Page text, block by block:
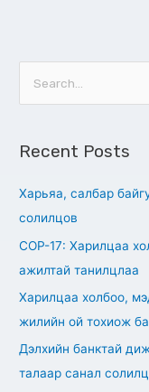
r
:
Recent Posts
Харьяа, салбар
солилцов
СОР-17: Харилцаа
ажилтай танилцлаа
Харилцаа холбоо,
жилийн ой тохиож
Дэлхийн банктай
талаар санал